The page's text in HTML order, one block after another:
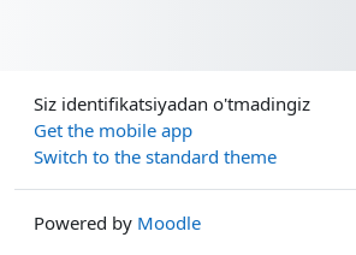
Siz identifikatsiyadan o'tmadingiz
Get the mobile app
Switch to the standard theme
Powered by Moodle